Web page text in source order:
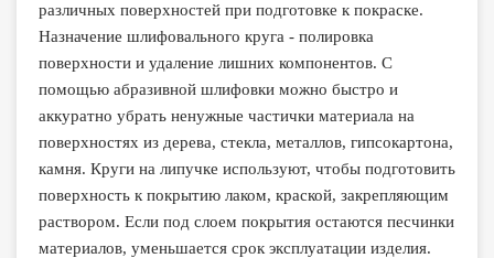
различных поверхностей при подготовке к покраске.
Назначение шлифовального круга - полировка
поверхности и удаление лишних компонентов. С
помощью абразивной шлифовки можно быстро и
аккуратно убрать ненужные частички материала на
поверхностях из дерева, стекла, металлов, гипсокартона,
камня. Круги на липучке используют, чтобы подготовить
поверхность к покрытию лаком, краской, закрепляющим
раствором. Если под слоем покрытия остаются песчинки
материалов, уменьшается срок эксплуатации изделия.